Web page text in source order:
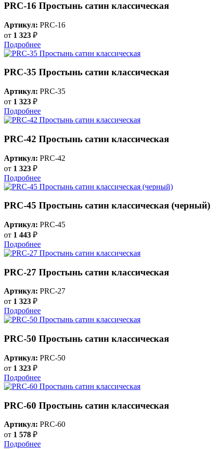
PRC-16 Простынь сатин классическая
Артикул: PRC-16
от 1 323 ₽
Подробнее
PRC-35 Простынь сатин классическая
Артикул: PRC-35
от 1 323 ₽
Подробнее
PRC-42 Простынь сатин классическая
Артикул: PRC-42
от 1 323 ₽
Подробнее
PRC-45 Простынь сатин классическая (черный)
Артикул: PRC-45
от 1 443 ₽
Подробнее
PRC-27 Простынь сатин классическая
Артикул: PRC-27
от 1 323 ₽
Подробнее
PRC-50 Простынь сатин классическая
Артикул: PRC-50
от 1 323 ₽
Подробнее
PRC-60 Простынь сатин классическая
Артикул: PRC-60
от 1 578 ₽
Подробнее